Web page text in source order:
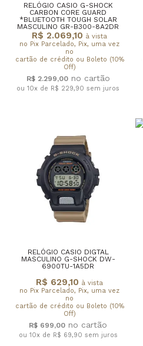
RELÓGIO CASIO G-SHOCK
CARBON CORE GUARD
*BLUETOOTH TOUGH SOLAR
MASCULINO GR-B300-8A2DR
R$ 2.069,10 à vista
no Pix Parcelado, Pix, uma vez
no
cartão de crédito ou Boleto (10%
Off)
R$ 2.299,00
ou 10x de R$ 229,90 sem juros
RELÓGIO CASIO DIGTAL
MASCULINO G-SHOCK DW-
6900TU-1A5DR
R$ 629,10 à vista
no Pix Parcelado, Pix, uma vez
no
cartão de crédito ou Boleto (10%
Off)
R$ 699,00
ou 10x de R$ 69,90 sem juros